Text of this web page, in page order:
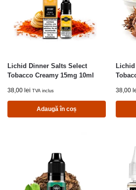
Lichid Dinner Salts Select
Tobacco Creamy 15mg 10ml
38,00 lei TVA inclus
Adaugă în coș
38,00